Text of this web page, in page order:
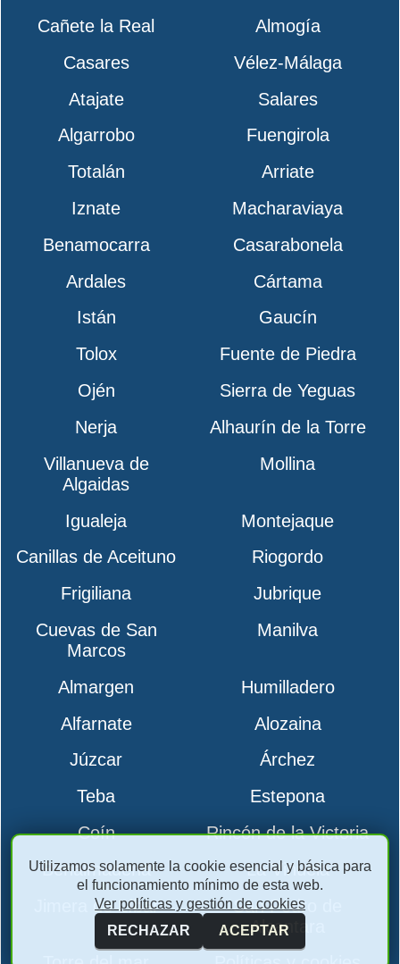
Cañete la Real
Almogía
Casares
Vélez-Málaga
Atajate
Salares
Algarrobo
Fuengirola
Totalán
Arriate
Iznate
Macharaviaya
Benamocarra
Casarabonela
Ardales
Cártama
Istán
Gaucín
Tolox
Fuente de Piedra
Ojén
Sierra de Yeguas
Nerja
Alhaurín de la Torre
Villanueva de
Algaidas
Mollina
Igualeja
Montejaque
Canillas de Aceituno
Riogordo
Frigiliana
Jubrique
Cuevas de San
Marcos
Manilva
Almargen
Humilladero
Alfarnate
Alozaina
Júzcar
Árchez
Teba
Estepona
Coín
Rincón de la Victoria
Benalmádena
La Viñuela
Jimera de Líbar
San Pedro de
Alcantara
Utilizamos solamente la cookie esencial y básica para
el funcionamiento mínimo de esta web.
Ver políticas y gestión de cookies
RECHAZAR
ACEPTAR